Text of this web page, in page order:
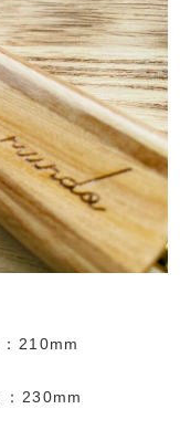
210mm
230mm